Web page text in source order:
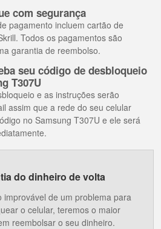
com segurança
pagamento incluem cartão de
Todos os pagamentos são
garantia de reembolso.
seu código de desbloqueio
T307U
e as instruções serão
assim que a rede do seu celular
no Samsung T307U e ele será
do dinheiro de volta
improvável de um problema para
o celular, teremos o maior
reembolsar o seu dinheiro.